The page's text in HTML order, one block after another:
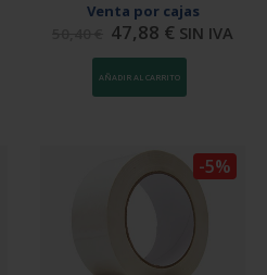
Venta por cajas
47,88 € SIN IVA
AÑADIR AL CARRITO
-5%